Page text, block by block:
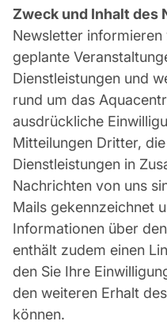
Zweck und Inhalt des
Newsletter informieren
geplante
Dienstleistungen und
rund um das
ausdrückliche
Mitteilungen Dritter,
Dienstleistungen in
Nachrichten von uns
Mails gekennzeichnet
Informationen über
enthält zudem einen
den Sie Ihre
den weiteren Erhalt
können.